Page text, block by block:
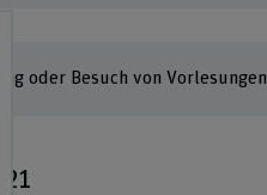
oder Besuch von Vorlesungen